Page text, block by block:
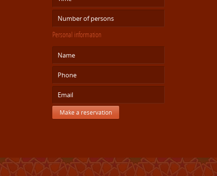
Personal information
Make a reservation